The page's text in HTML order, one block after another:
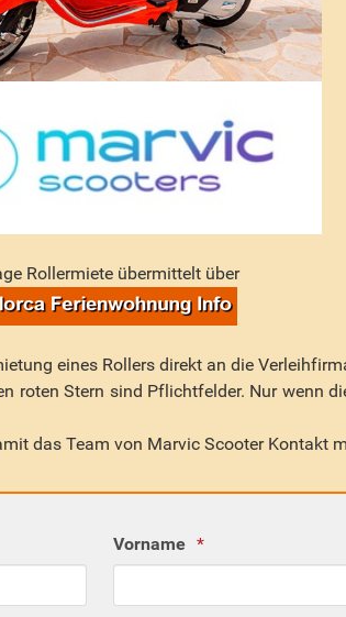
Rollermiete übermittelt über
eines Rollers direkt an die
roten Stern sind Pflichtfelder. Nur wenn
das Team von Marvic Scooter Kontakt
Vorname